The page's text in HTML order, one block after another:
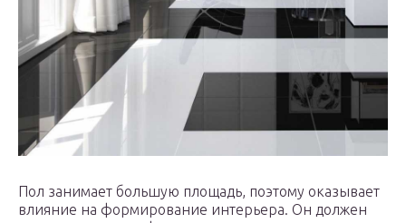
Пол занимает большую площадь, поэтому оказывает
влияние на формирование интерьера. Он должен